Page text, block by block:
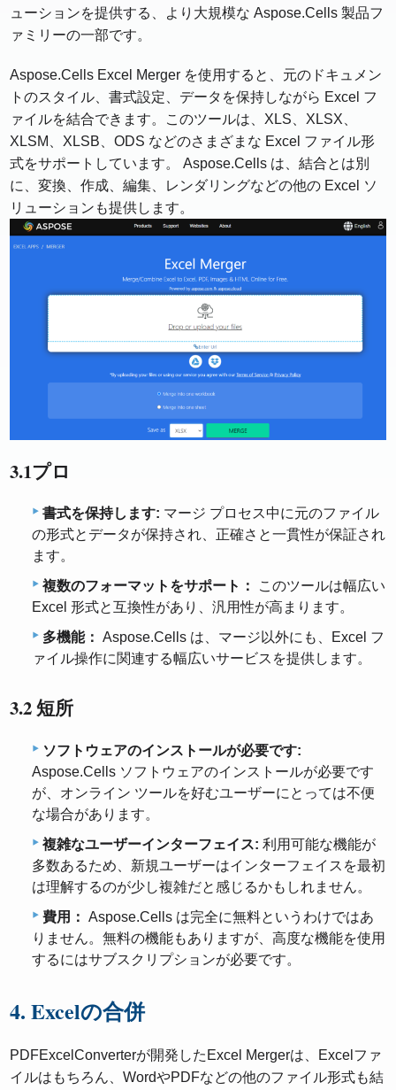
ューションを提供する、より大規模な Aspose.Cells 製品フ
ァミリーの一部です。
Aspose.Cells Excel Merger を使用すると、元のドキュメン
トのスタイル、書式設定、データを保持しながら Excel フ
ァイルを結合できます。このツールは、XLS、XLSX、
XLSM、XLSB、ODS などのさまざまな Excel ファイル形
式をサポートしています。 Aspose.Cells は、結合とは別
に、変換、作成、編集、レンダリングなどの他の Excel ソ
リューションも提供します。
3.1プロ
書式を保持します: マージ プロセス中に元のファイル
の形式とデータが保持され、正確さと一貫性が保証され
ます。
複数のフォーマットをサポート：
このツールは幅広い
Excel 形式と互換性があり、汎用性が高まります。
多機能： Aspose.Cells は、マージ以外にも、Excel フ
ァイル操作に関連する幅広いサービスを提供します。
3.2 短所
ソフトウェアのインストールが必要です:
Aspose.Cells ソフトウェアのインストールが必要です
が、オンライン ツールを好むユーザーにとっては不便
な場合があります。
複雑なユーザーインターフェイス: 利用可能な機能が
多数あるため、新規ユーザーはインターフェイスを最初
は理解するのが少し複雑だと感じるかもしれません。
費用： Aspose.Cells は完全に無料というわけではあ
りません。無料の機能もありますが、高度な機能を使用
するにはサブスクリプションが必要です。
4. Excelの合併
PDFExcelConverterが開発したExcel Mergerは、Excelファ
イルはもちろん、WordやPDFなどの他のファイル形式も結